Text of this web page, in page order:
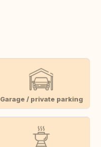
Garage / private parking